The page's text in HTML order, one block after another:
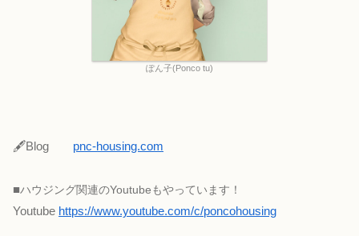
ぽん子(Ponco tu)
🖋Blog pnc-housing.com
■ハウジング関連のYoutubeもやっています！
Youtube https://www.youtube.com/c/poncohousing